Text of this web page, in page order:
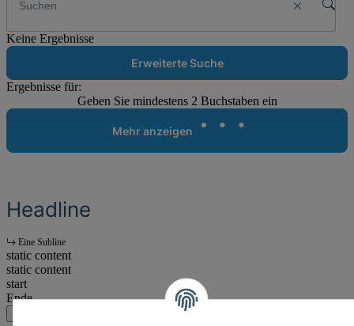
Keine Ergebnisse
Erweiterte Suche
Ergebnisse für:
Geben Sie mindestens 2 Buchstaben ein
Mehr anzeigen
Headline
Eine Subline
static content
static content
start
Ende